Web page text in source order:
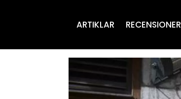
ARTIKLAR RECENSIONER